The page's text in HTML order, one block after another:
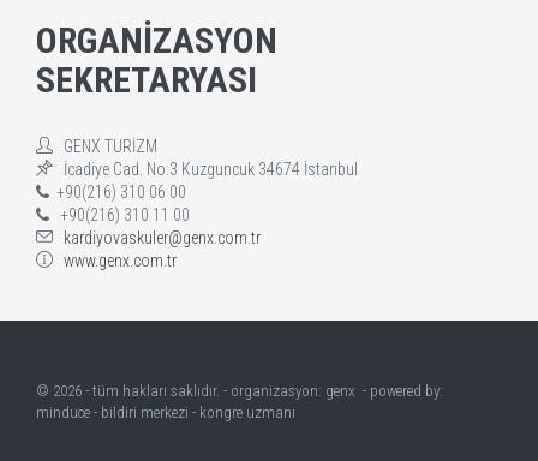
ORGANİZASYON
SEKRETARYASI
GENX TURİZM
İcadiye Cad. No:3 Kuzguncuk 34674 İstanbul
+90(216) 310 06 00
+90(216) 310 11 00
kardiyovaskuler@genx.com.tr
www.genx.com.tr
© 2026 - tüm hakları saklıdır. - organizasyon: genx - powered by:
minduce - bildiri merkezi - kongre uzmanı